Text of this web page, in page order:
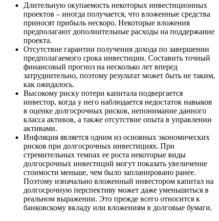
Длительную окупаемость некоторых инвестиционных
проектов – иногда получается, что вложенные средства
приносят прибыль нескоро. Некоторые вложения
предполагают дополнительные расходы на поддержание
проекта.
Отсутствие гарантии получения дохода по завершении
предполагаемого срока инвестиции. Составить точный
финансовый прогноз на несколько лет вперед
затруднительно, поэтому результат может быть не таким,
как ожидалось.
Высокому риску потери капитала подвергается
инвестор, когда у него наблюдается недостаток навыков
в оценке долгосрочных рисков, непонимание данного
класса активов, а также отсутствие опыта в управлении
активами.
Инфляция является одним из основных экономических
рисков при долгосрочных инвестициях. При
стремительных темпах ее роста некоторые виды
долгосрочных инвестиций могут показать увеличение
стоимости меньше, чем было запланировано ранее.
Поэтому изначально вложенный инвестором капитал на
долгосрочную перспективу может даже уменьшиться в
реальном выражении. Это прежде всего относится к
банковскому вкладу или вложениям в долговые бумаги.